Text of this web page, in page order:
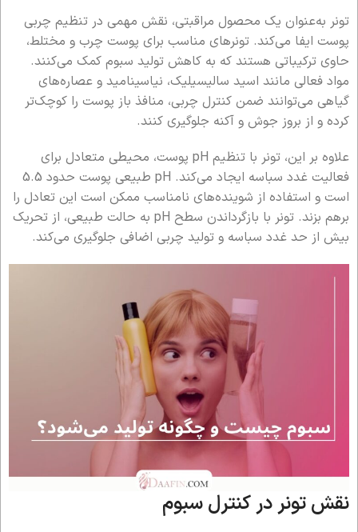
تونر به‌عنوان یک محصول مراقبتی، نقش مهمی در تنظیم چربی
پوست ایفا می‌کند. تونرهای مناسب برای پوست چرب و مختلط،
حاوی ترکیباتی هستند که به کاهش تولید سبوم کمک می‌کنند.
مواد فعالی مانند اسید سالیسیلیک، نیاسینامید و عصاره‌های
گیاهی می‌توانند ضمن کنترل چربی، منافذ باز پوست را کوچک‌تر
کرده و از بروز جوش و آکنه جلوگیری کنند.
علاوه بر این، تونر با تنظیم pH پوست، محیطی متعادل برای
فعالیت غدد سباسه ایجاد می‌کند. pH طبیعی پوست حدود 5.5
است و استفاده از شوینده‌های نامناسب ممکن است این تعادل را
برهم بزند. تونر با بازگرداندن سطح pH به حالت طبیعی، از تحریک
بیش از حد غدد سباسه و تولید چربی اضافی جلوگیری می‌کند.
نقش تونر در کنترل سبوم